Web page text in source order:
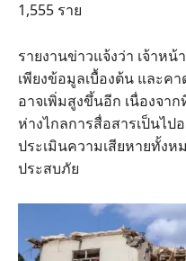
1,555 ราย
รายงานข่าวแจ้งว่า เจ้าหน้
เพียงข้อมูลเบื้องต้น และค
อาจเพิ่มสูงขึ้นอีก เนื่องจา
ห่างไกลการสื่อสารเป็นไป
ประเมินความเสียหายทั้ง
ประสบภัย